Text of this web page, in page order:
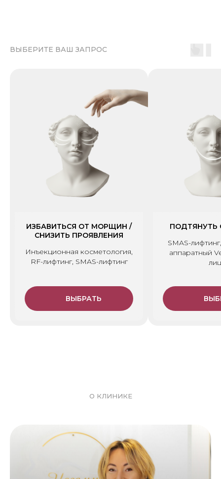
ВЫБЕРИТЕ ВАШ ЗАПРОС
ИЗБАВИТЬСЯ ОТ МОРЩИН /
СНИЗИТЬ ПРОЯВЛЕНИЯ
Инъекционная косметология,
RF-лифтинг, SMAS-лифтинг
ВЫБРАТЬ
ПОДТЯНУТЬ
SMAS-
аппаратный
О КЛИНИКЕ